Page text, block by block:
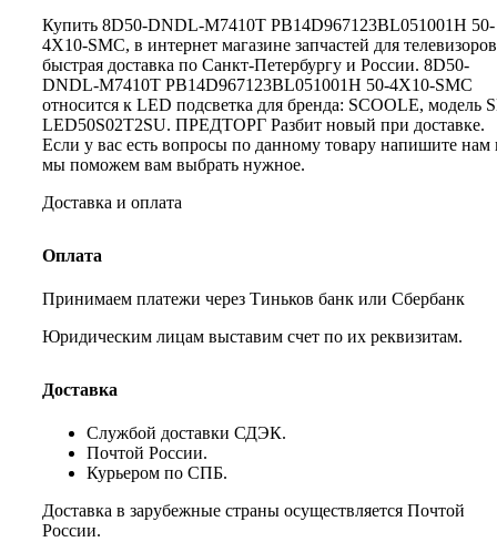
Купить 8D50-DNDL-M7410T PB14D967123BL051001H 50-
4X10-SMC, в интернет магазине запчастей для
быстрая доставка по Санкт-Петербургу и России. 8D50-
DNDL-M7410T PB14D967123BL051001H 50-4X10-SMC
относится к LED подсветка для бренда: SCOOLE, модель
LED50S02T2SU. ПРЕДТОРГ Разбит новый при доставке.
Если у вас есть вопросы по данному товару напишите нам
мы поможем вам выбрать нужное.
Доставка и оплата
Оплата
Принимаем платежи через Тиньков банк или Сбербанк
Юридическим лицам выставим счет по их реквизитам.
Доставка
Службой доставки СДЭК.
Почтой России.
Курьером по СПБ.
Доставка в зарубежные страны осуществляется Почтой
России.